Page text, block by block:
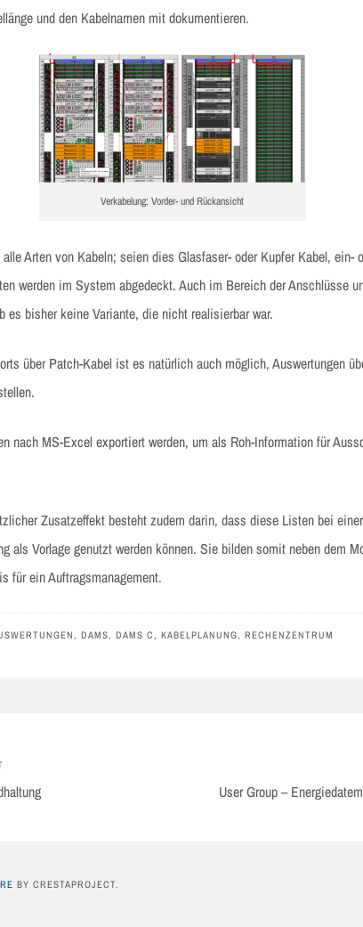
und den Kabelnamen mit dokumentieren.
Verkabelung: Vorder- und Rückansicht
Arten von Kabeln; seien dies Glasfaser- oder Kupfer Kabel, ein-
werden im System abgedeckt. Auch im Bereich der Anschlüsse
es bisher keine Variante, die nicht realisierbar war.
über Patch-Kabel ist es natürlich auch möglich, Auswertungen
nach MS-Excel exportiert werden, um als Roh-Information für
Zusatzeffekt besteht zudem darin, dass diese Listen bei
als Vorlage genutzt werden können. Sie bilden somit neben dem
für ein Auftragsmanagement.
, DAMS, DAMS C, KABELPLANUNG, RECHENZENTRUM
Previous
post:
User Group –
BY CRESTAPROJECT.